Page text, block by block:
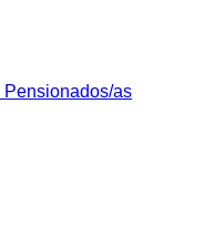
as